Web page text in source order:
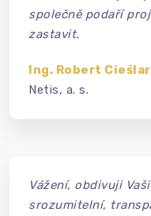
společně podaří
zastavit.
Ing. Robert Cieślar
Netis, a. s.
Vážení, obdivuji
srozumitelní,